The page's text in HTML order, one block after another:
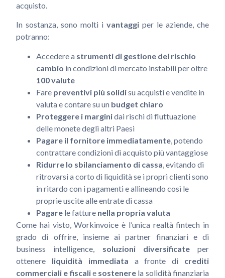
acquisto.
In sostanza, sono molti i vantaggi per le aziende, che
potranno:
Accedere a strumenti di gestione del rischio
cambio in condizioni di mercato instabili per oltre
100 valute
Fare preventivi più solidisu acquisti e vendite in
valuta e contare su un budget chiaro
Proteggere i marginidai rischi di fluttuazione
delle monete degli altri Paesi
Pagare il fornitore immediatamente, potendo
contrattare condizioni di acquisto più vantaggiose
Ridurre lo sbilanciamento di cassa, evitando di
ritrovarsi a corto di liquidità se i propri clienti sono
in ritardo con i pagamenti e allineando così le
proprie uscite alle entrate di cassa
Pagare le fatture nella propria valuta
Come hai visto, Workinvoice è l’unica realtà fintech in
grado di offrire, insieme ai partner finanziari e di
business intelligence, soluzioni diversificateper
ottenere liquidità immediata a fronte di crediti
commerciali e fiscalie sostenere la solidità finanziaria